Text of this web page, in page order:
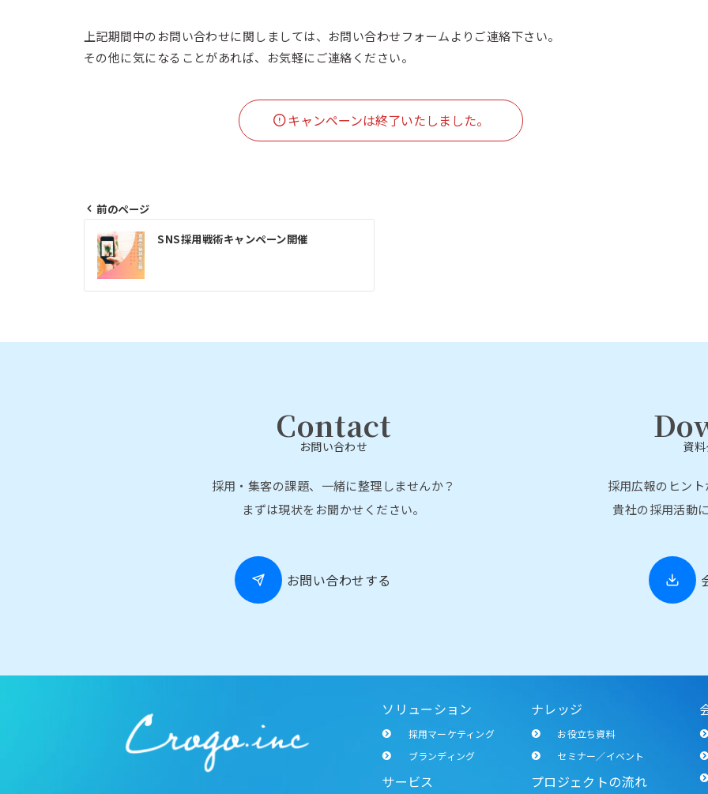
上記期間中のお問い合わせに関しましては、お問い合わせフォームよりご連絡下さい。
その他に気になることがあれば、お気軽にご連絡ください。
キャンペーンは終了いたしました。
投
稿
ナ
前のページ
SNS採用戦術キャンペーン開催
Contact
お問い合わせ
採用・集客の課題、一緒に整理しませんか？
まずは現状をお聞かせください。
お問い合わせする
資
採用広報のヒント
貴社の採用活動
ソリューション
採用マーケティング
ブランディング
サービス
ナレッジ
お役立ち資料
セミナー／イベント
プロジェクトの流れ